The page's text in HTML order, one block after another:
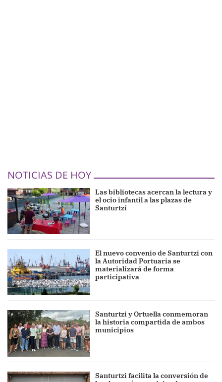
NOTICIAS DE HOY
Las bibliotecas acercan la lectura y
el ocio infantil a las plazas de
Santurtzi
El nuevo convenio de Santurtzi con
la Autoridad Portuaria se
materializará de forma
participativa
Santurtzi y Ortuella conmemoran
la historia compartida de ambos
municipios
Santurtzi facilita la conversión de